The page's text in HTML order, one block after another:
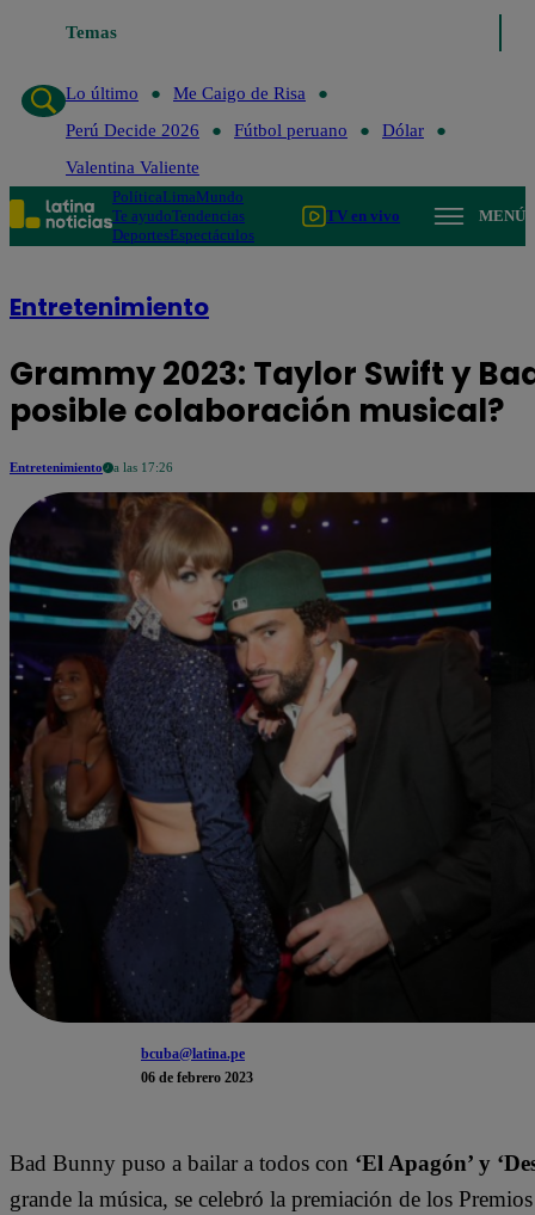
Temas
de Risa Perú Decide 2026
Lo último
Me Caigo de Risa
Perú Decide 2026
Fútbol peruano
Dólar
Valentina Valiente
PolíticaLimaMundo
Te ayudoTendencias
DeportesEspectáculos
TV en vivo MENÚ
Entretenimiento
Grammy 2023: Taylor Swift y
posible colaboración musical?
Entretenimiento a las 17:26
bcuba@latina.pe
06 de febrero 2023
Bad Bunny puso a bailar a todos con ‘El Apagón’ y
grande la música, se celebró la premiación de los